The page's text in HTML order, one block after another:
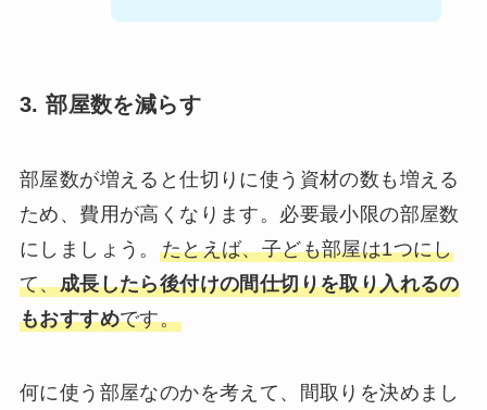
3. 部屋数を減らす
部屋数が増えると仕切りに使う資材の数も増える
ため、費用が高くなります。必要最小限の部屋数
にしましょう。 たとえば、子ども部屋は1つにし
て、成長したら後付けの間仕切りを取り入れるの
もおすすめです。
何に使う部屋なのかを考えて、間取りを決めまし